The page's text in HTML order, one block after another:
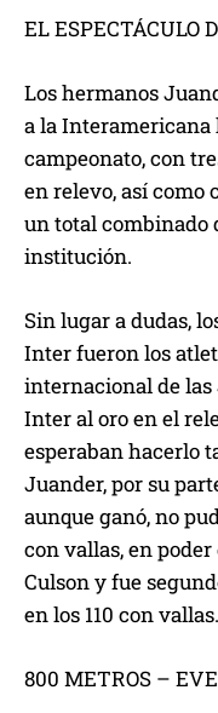
EL ESPECTÁCULO
Los hermanos
a la Interamericana
campeonato, con
en relevo, así como
un total combinado
institución.
Sin lugar a dudas,
Inter fueron los
internacional de las
Inter al oro en el
esperaban hacerlo
Juander, por su
aunque ganó, no
con vallas, en
Culson y fue
en los 110 con vallas.
800 METROS –